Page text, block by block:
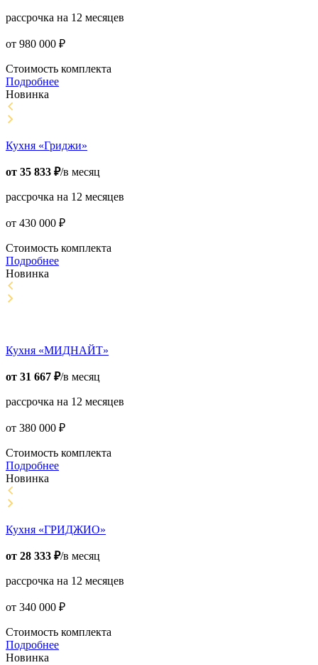
рассрочка на 12 месяцев
от 980 000 ₽
Стоимость комплекта
Подробнее
Новинка
Кухня «Гриджи»
от 35 833 ₽/в месяц
рассрочка на 12 месяцев
от 430 000 ₽
Стоимость комплекта
Подробнее
Новинка
Кухня «МИДНАЙТ»
от 31 667 ₽/в месяц
рассрочка на 12 месяцев
от 380 000 ₽
Стоимость комплекта
Подробнее
Новинка
Кухня «ГРИДЖИО»
от 28 333 ₽/в месяц
рассрочка на 12 месяцев
от 340 000 ₽
Стоимость комплекта
Подробнее
Новинка